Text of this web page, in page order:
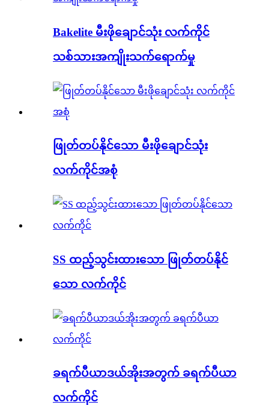
Bakelite မီးဖိုချောင်သုံး လက်ကိုင်
သစ်သားအကျိုးသက်ရောက်မှု
ဖြုတ်တပ်နိုင်သော မီးဖိုချောင်သုံး
လက်ကိုင်အစုံ
SS ထည့်သွင်းထားသော ဖြုတ်တပ်နိုင်
သော လက်ကိုင်
ခရက်ပီယာဒယ်အိုးအတွက် ခရက်ပီယာ
လက်ကိုင်